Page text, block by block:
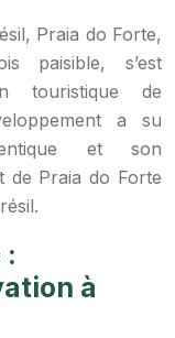
Praia do Forte,
paisible, s’est
touristique de
a su
et son
de Praia do Forte
:
à